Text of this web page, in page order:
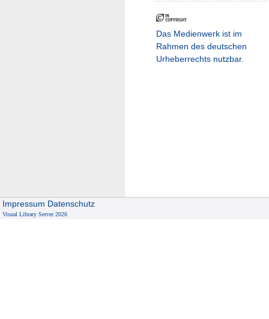
Das Medienwerk ist im
Rahmen des deutschen
Urheberrechts nutzbar.
Impressum Datenschutz
Visual Library Server 2026